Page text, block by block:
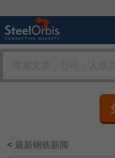
< 最新钢铁新闻